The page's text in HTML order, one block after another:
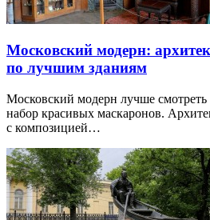
Московский модерн:
по лучшим зданиям
Московский модерн лучше смотреть
набор красивых маскаронов.
с композицией…